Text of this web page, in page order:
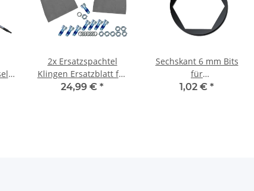
2x Ersatzspachtel
Klingen Ersatzblatt für
Spachtelmeißel
24,99 € *
Sechskant 6 mm Bits
für
Bithalter/1,02 € *